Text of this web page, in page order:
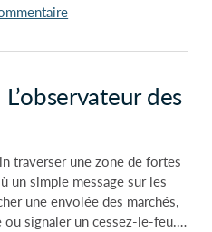
des
traverser une zone de fortes
un simple message sur les
une envolée des marchés,
signaler un cessez-le-feu.…